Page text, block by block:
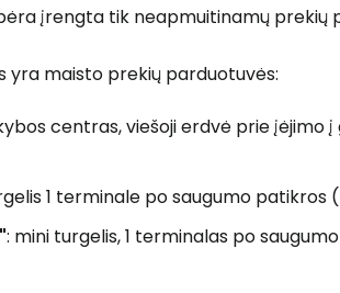
įrengta tik neapmuitinamų prekių
yra maisto prekių parduotuvės:
centras, viešoji erdvė prie įėjimo
1 terminale po saugumo patikros
: mini turgelis, 1 terminalas po